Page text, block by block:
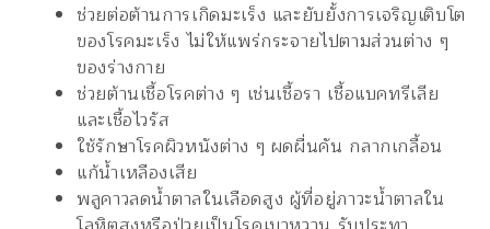
ช่วยต่อต้านการเกิดมะเร็ง และยับยั้งการเจริญเติบโต
ของโรคมะเร็ง ไม่ให้แพร่กระจายไปตามส่วนต่าง ๆ
ของร่างกาย
ช่วยต้านเชื้อโรคต่าง ๆ เช่นเชื้อรา เชื้อแบคทรีเลีย
และเชื้อไวรัส
ใช้รักษาโรคผิวหนังต่าง ๆ ผดผื่นคัน กลากเกลื้อน
แก้น้ำเหลืองเสีย
พลูคาวลดน้ำตาลในเลือดสูง ผู้ที่อยู่ภาวะน้ำตาลใน